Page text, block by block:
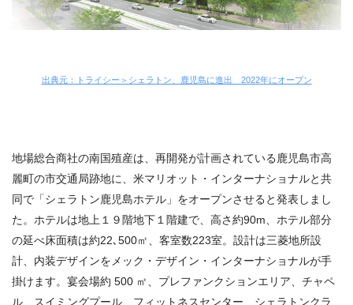
出典元：トライシー＞シェラトン、鹿児島に進出 2022年にオープン
地場総合商社の南国殖産は、再開発が計画されている鹿児島市高
麗町の市交通局跡地に、米マリオット・インターナショナルと共
同で「シェラトン鹿児島ホテル」をオープンさせると発表しまし
た。ホテルは地上１９階地下１階建で、高さ約90m、ホテル部分
の延べ床面積は約22､500㎡、客室数223室。設計は三菱地所設
計、内装デザインをメック・デザイン・インターナショナルが手
掛けます。宴会場約 500 ㎡、プレファンクションエリア、チャペ
ル、スイミングプール、フィットネスセンター、シェラトンクラ